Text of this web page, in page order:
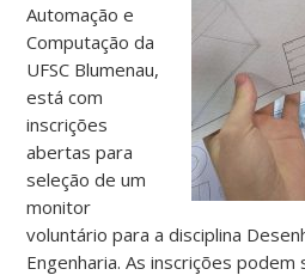
Automação e
Computação da
UFSC Blumenau,
está com
inscrições
abertas para
seleção de um
monitor
voluntário para a disciplina
Engenharia. As inscrições